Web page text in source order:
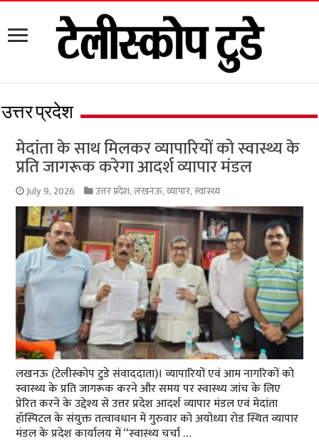
उत्तर प्रदेश
मेदांता के साथ मिलकर व्यापारियों को स्वास्थ्य के
प्रति जागरूक करेगा आदर्श व्यापार मंडल
July 9, 2026 उत्तर प्रदेश,लखनऊ,व्यापार,स्वास्थ्य
लखनऊ (टेलीस्कोप टुडे संवाददाता)। व्यापारियों एवं आम नागरिकों को
स्वास्थ्य के प्रति जागरूक करने और समय पर स्वास्थ्य जांच के लिए
प्रेरित करने के उद्देश्य से उत्तर प्रदेश आदर्श व्यापार मंडल एवं मेदांता
हॉस्पिटल के संयुक्त तत्वावधान में गुरुवार को अयोध्या रोड स्थित व्यापार
मंडल के प्रदेश कार्यालय में “स्वास्थ्य चर्चा …